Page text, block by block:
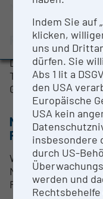
Auszeichnungen
Markus Arndt
RESEARCH SERVICES
Dieses Gerät kann
Tests ausgeborgt
Gruppe dauerhaft
METHODEN &
Wird zur
Nanopartikeln
Feedback Cooling.
Indem Sie auf
klicken,
uns und
dürfen. Sie
Abs 1 lit a
den USA
Europäische
USA kein
insbesondere
durch US-
werden und